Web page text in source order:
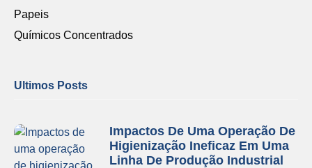
Papeis
Químicos Concentrados
Ultimos Posts
Impactos De Uma Operação De
Higienização Ineficaz Em Uma
Linha De Produção Industrial